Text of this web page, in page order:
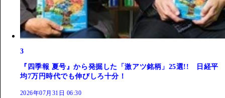
3
『四季報 夏号』から発掘した「激アツ銘柄」25選!! 日経平
均7万円時代でも伸びしろ十分！
2026年07月31日 06:30